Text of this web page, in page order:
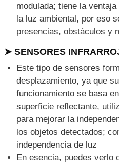
modulada; tiene la
la luz ambiental, por eso
presencias, obstáculos y
➤ SENSORES
Este tipo de sensores
desplazamiento, ya que
funcionamiento se basa
superficie reflectante,
para mejorar la
los objetos detectados;
independencia de luz
En esencia, puedes verlo